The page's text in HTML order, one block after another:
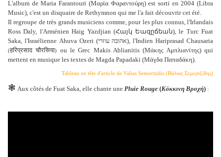
L'album de Maria Farantouri (Μαρία Φαραντούρη) est sorti en 2004 (Libra
Music), c'est un disquaire de Rethymnon qui me l'a fait découvrir cet été.
Il regroupe de très grands musiciens comme, pour les plus connus, l'Irlandais
Ross Daly, l'Arménien Haig Yazdjian (Հայկ Եազըճեան), le Turc Fuat
Saka, l'Israélienne Ahuva Ozeri (אהובה עוזרי), l'Indien Hariprasad Chausaria
(हरिप्रसाद चौरसिया)
ou le Grec Makis Ablianitis (Μάκης Αμπλιανίτης) qui
mettent en musique les textes de Magda Papadaki (Μάγδα Παπαδάκη).
Tableau en tête d'article de Valias Semertzidis (Βάλιας Σεμερτζίδης)
❃ Aux côtés de Fuat Saka, elle chante une Pluie Rouge (Κόκκινη Βροχή) :